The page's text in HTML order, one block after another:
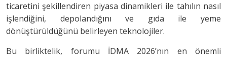
ticaretini şekillendiren piyasa dinamikleri ile tahılın nasıl
işlendiğini, depolandığını ve gıda ile yeme
dönüştürüldüğünü belirleyen teknolojiler.
Bu birliktelik, forumu İDMA 2026’nın en önemli